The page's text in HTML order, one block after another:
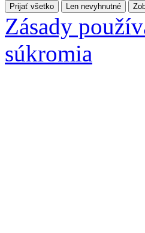
Prijať všetko Len nevyhnutné
Zásady
súkromia